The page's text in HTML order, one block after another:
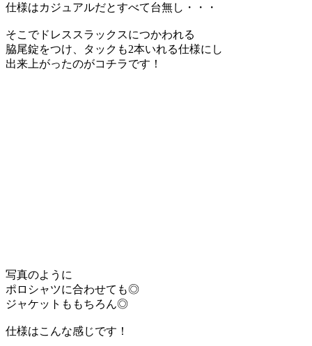
仕様はカジュアルだとすべて台無し・・・
そこでドレススラックスにつかわれる
脇尾錠をつけ、タックも2本いれる仕様にし
出来上がったのがコチラです！
写真のように
ポロシャツに合わせても◎
ジャケットももちろん◎
仕様はこんな感じです！